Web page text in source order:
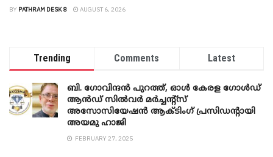
BY PATHRAM DESK 8 AUGUST 6, 2026
Trending Comments Latest
ബി. ​ഗോവിന്ദൻ പുറത്ത്, ഓൾ കേരള ഗോൾഡ്
ആൻഡ് സിൽവർ മർച്ചന്റ്സ്
അസോസിയേഷൻ ആക്ടിംഗ് പ്രസിഡന്റായി
അയമു ഹാജി
FEBRUARY 27, 2025